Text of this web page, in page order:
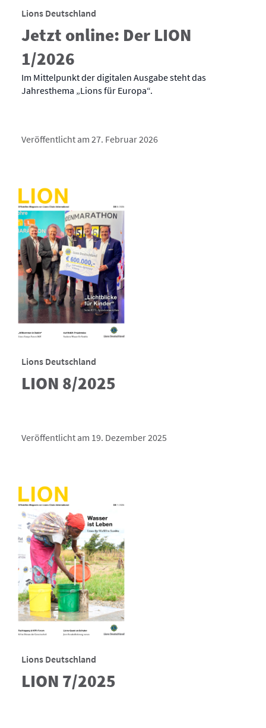
Lions Deutschland
Jetzt online: Der LION
1/2026
Im Mittelpunkt der digitalen Ausgabe steht das
Jahresthema „Lions für Europa“.
Veröffentlicht am 27. Februar 2026
Lions Deutschland
LION 8/2025
Veröffentlicht am 19. Dezember 2025
Lions Deutschland
LION 7/2025